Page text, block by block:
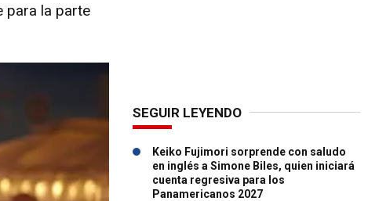
para la parte
SEGUIR LEYENDO
Keiko Fujimori sorprende con saludo
en inglés a Simone Biles, quien iniciará
cuenta regresiva para los
Panamericanos 2027